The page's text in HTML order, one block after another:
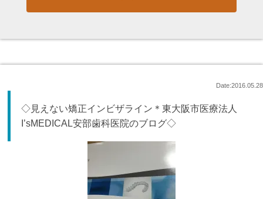
Date:2016.05.28
◇見えない矯正インビザライン＊東大阪市医療法人
I’sMEDICAL安部歯科医院のブログ◇